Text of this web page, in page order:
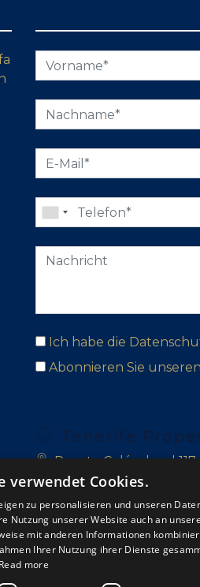
Ich habe die
Abonnieren Sie
Puerto Colón, local
San Blas, 38639 Golf
+34 922 714 700
verwendet Cookies.
zu personalisieren und unseren
Nutzung unserer Website auch an
mit anderen Informationen
Ihrer Nutzung ihrer Dienste
Read more